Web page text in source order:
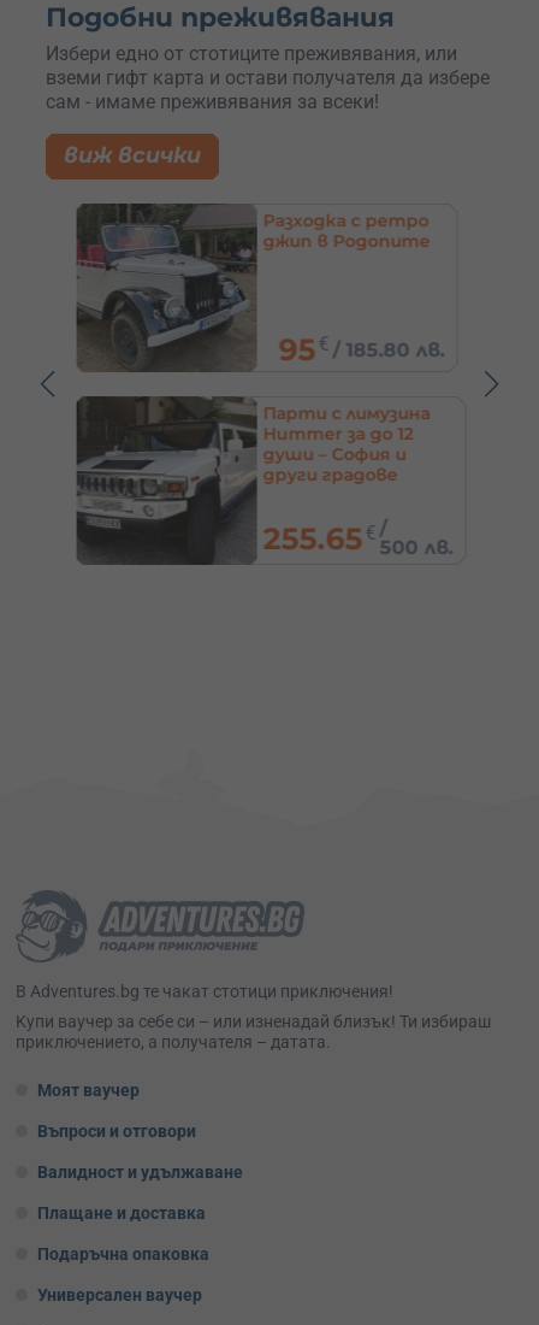
Подобни преживявания
Избери едно от стотиците преживявания, или
вземи гифт карта и остави получателя да избере
сам - имаме преживявания за всеки!
виж всички
Разходка с ретро
джип в Родопите
95 € /185.80 лв.
Парти с лимузина
Hummer за до 12
души – София и
други градове
255.65 € /
500 лв.
В Adventures.bg те чакат стотици приключения!
Kупи ваучер за себе си – или изненадай близък! Ти избираш
приключението, а получателя – датата.
Моят ваучер
Въпроси и отговори
Валидност и удължаване
Плащане и доставка
Подаръчна опаковка
Универсален ваучер